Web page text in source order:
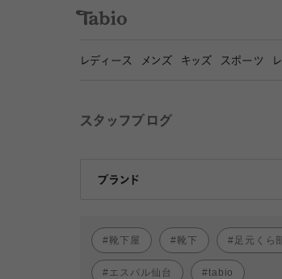
レディース メンズ キッズ スポーツ
スタッフブログ
ブランド
Tabio
靴下屋 靴下 足元くら
エスパル仙台 tabio